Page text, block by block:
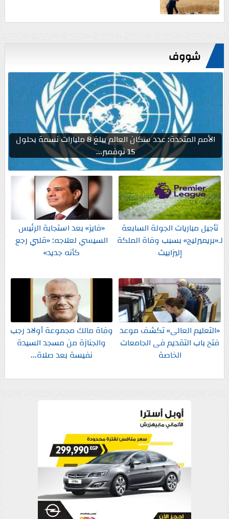
شووف
الأمم المتحدة: عدد سكان العالم يبلغ 8 مليارات نسمة بحلول
15 نوفمبر...
تأجيل مباريات الجولة السابعة
لـ«بريميرليج» بسبب وفاة الملكة
إليزابيث
«فايز» بعد استجابة الرئيس
السيسي لعلاجه: «قلبي رجع
كأنه جديد»
«التعليم العالى» تكشف موعد
فتح باب التقديم فى الجامعات
الخاصة
وفاة مالك مجموعة أولاد رجب
والجنازة من مسجد السيدة
نفيسة بعد صلاة...